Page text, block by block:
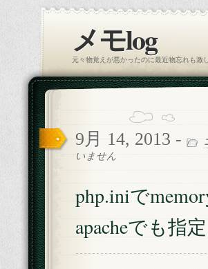
メモlog
元々物覚えが悪かったのに最近物忘れも激
9月 14, 2013 -
いません
php.iniで
apacheでも指